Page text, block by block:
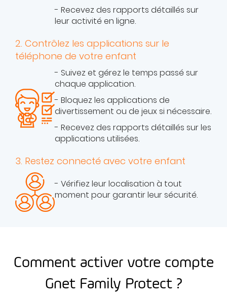
- Recevez des rapports détaillés sur
leur activité en ligne.
2. Contrôlez les applications sur le
téléphone de votre enfant
- Suivez et gérez le temps passé sur
chaque application.
- Bloquez les applications de
divertissement ou de jeux si nécessaire.
- Recevez des rapports détaillés sur les
applications utilisées.
3. Restez connecté avec votre enfant
- Vérifiez leur localisation à tout
moment pour garantir leur sécurité.
Comment activer votre compte
Gnet Family Protect ?